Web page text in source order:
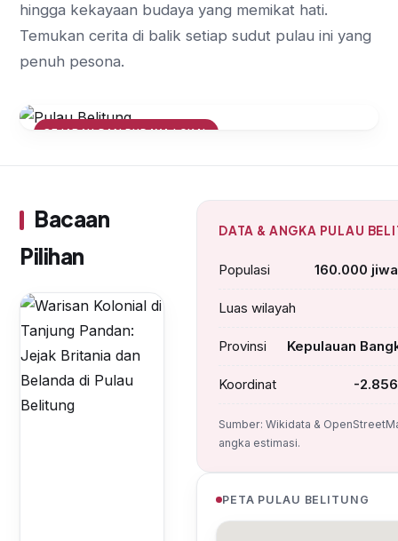
hingga kekayaan budaya yang memikat hati.
Temukan cerita di balik setiap sudut pulau ini yang
penuh pesona.
SEJARAH DAN BUDAYA LOKAL
Belanda di Pulau Belitung
Bacaan
Pilihan
DATA & ANGKA PULAU
Populasi 160.000
Luas wilayah
Provinsi Kepulauan
Koordinat -
Sumber: Wikidata &
angka estimasi.
PETA PULAU BELITUNG